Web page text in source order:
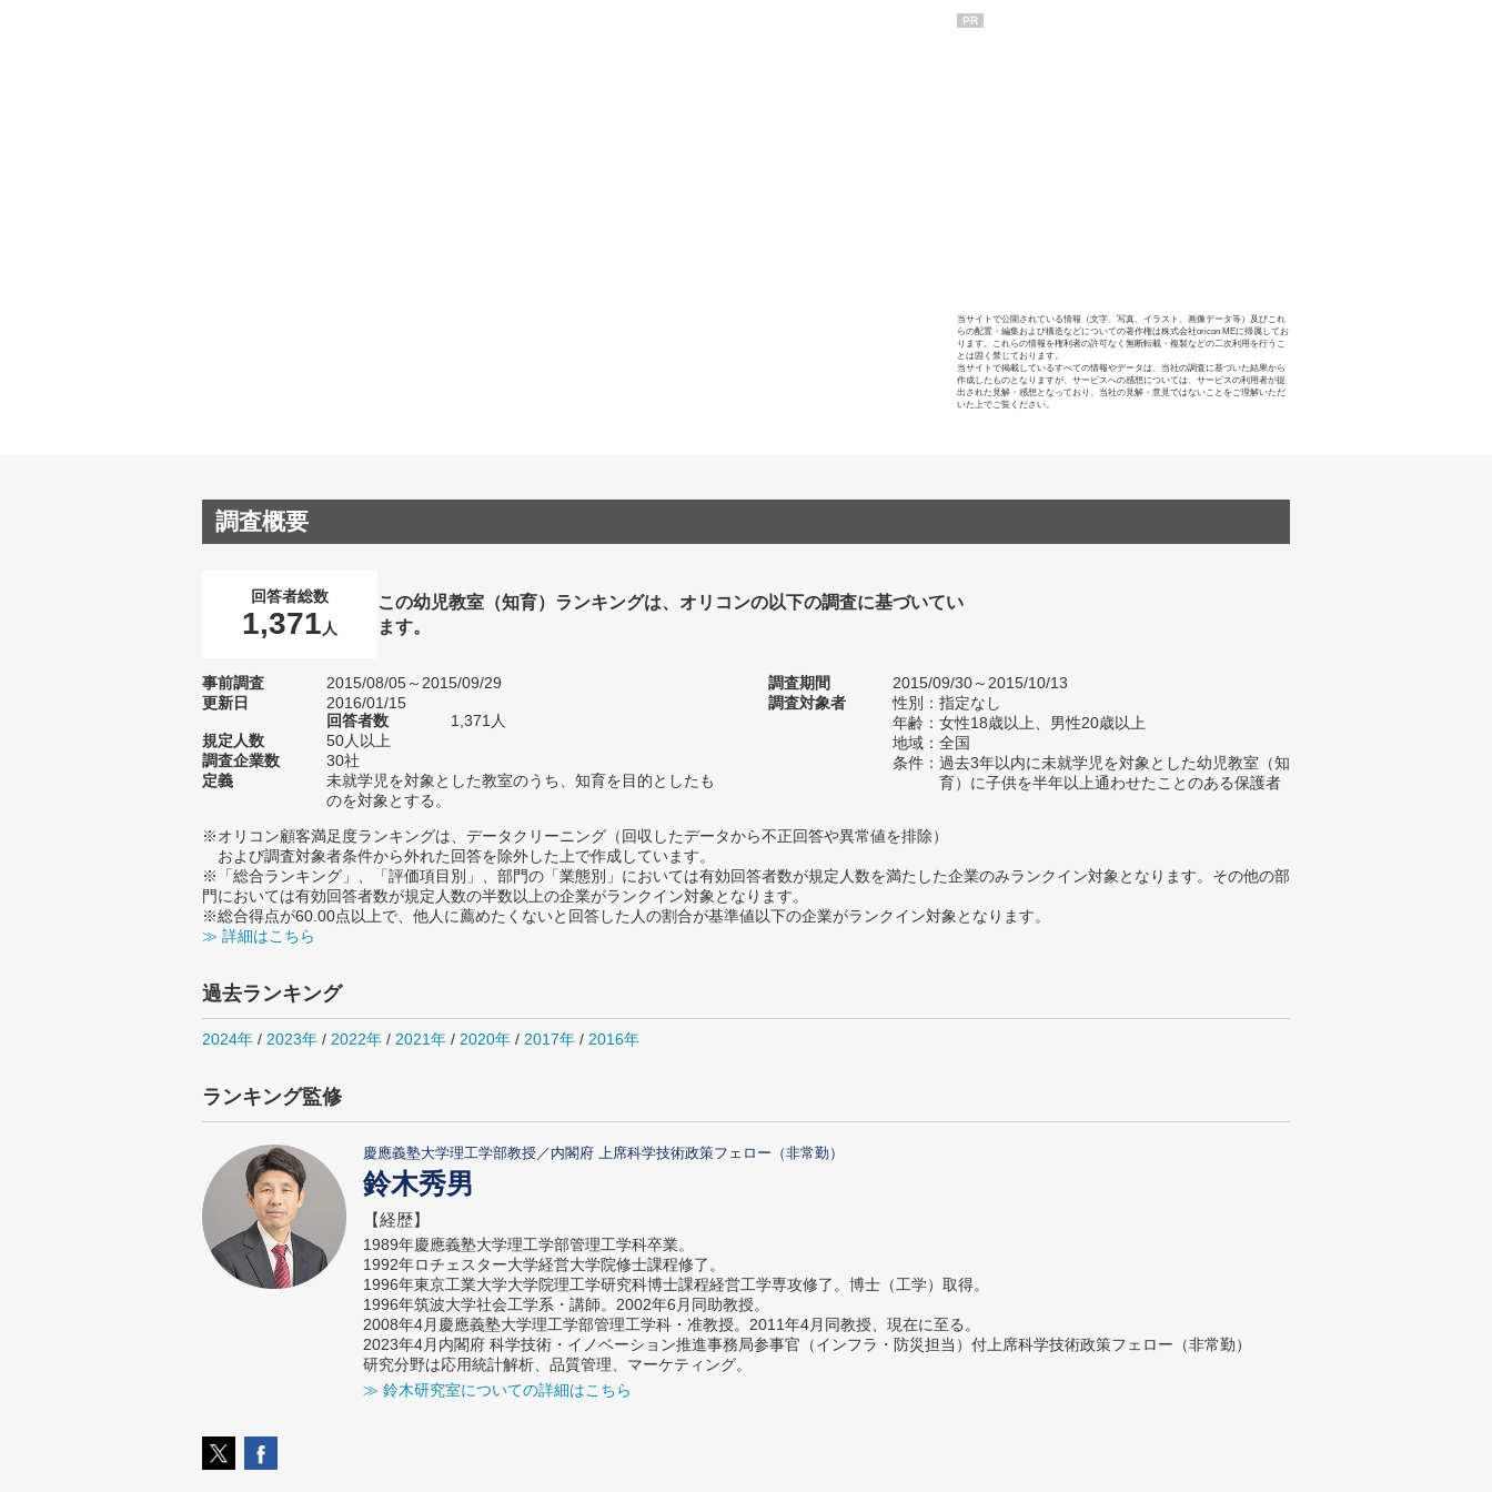
PR
当サイトで公開されている情報（文字、写真、イラスト、画像データ等）及びこれ
らの配置・編集および構造などについての著作権は株式会社oricon MEに帰属してお
ります。これらの情報を権利者の許可なく無断転載・複製などの二次利用を行うこ
とは固く禁じております。
当サイトで掲載しているすべての情報やデータは、当社の調査に基づいた結果から
作成したものとなりますが、サービスへの感想については、サービスの利用者が提
出された見解・感想となっており、当社の見解・意見ではないことをご理解いただ
いた上でご覧ください。
調査概要
回答者総数
1,371 人
この幼児教室（知育）ランキングは、オリコンの以下の調査に基づいてい
ます。
事前調査
2015/08/05～2015/09/29
更新日
2016/01/15
回答者数
1,371人
規定人数
50人以上
調査企業数
30社
定義
未就学児を対象とした教室のうち、知育を目的としたも
のを対象とする。
調査期間
2015/09/30～2015/10/13
調査対象者
性別：指定なし
年齢：女性18歳以上、男性20歳以上
地域：全国
条件：過去3年以内に未就学児を対象とした幼児教室（知
育）に子供を半年以上通わせたことのある保護者
※オリコン顧客満足度ランキングは、データクリーニング（回収したデータから不正回答や異常値を排除）
および調査対象者条件から外れた回答を除外した上で作成しています。
※「総合ランキング」、「評価項目別」、部門の「業態別」においては有効回答者数が規定人数を満たした企業のみランクイン対象となります。その他の部
門においては有効回答者数が規定人数の半数以上の企業がランクイン対象となります。
※総合得点が60.00点以上で、他人に薦めたくないと回答した人の割合が基準値以下の企業がランクイン対象となります。
≫ 詳細はこちら
過去ランキング
2024年 / 2023年 / 2022年 / 2021年 / 2020年 / 2017年 / 2016年
ランキング監修
慶應義塾大学理工学部教授／内閣府 上席科学技術政策フェロー（非常勤）
鈴木秀男
【経歴】
1989年慶應義塾大学理工学部管理工学科卒業。
1992年ロチェスター大学経営大学院修士課程修了。
1996年東京工業大学大学院理工学研究科博士課程経営工学専攻修了。博士（工学）取得。
1996年筑波大学社会工学系・講師。2002年6月同助教授。
2008年4月慶應義塾大学理工学部管理工学科・准教授。2011年4月同教授、現在に至る。
2023年4月内閣府 科学技術・イノベーション推進事務局参事官（インフラ・防災担当）付上席科学技術政策フェロー（非常勤）
研究分野は応用統計解析、品質管理、マーケティング。
≫ 鈴木研究室についての詳細はこちら